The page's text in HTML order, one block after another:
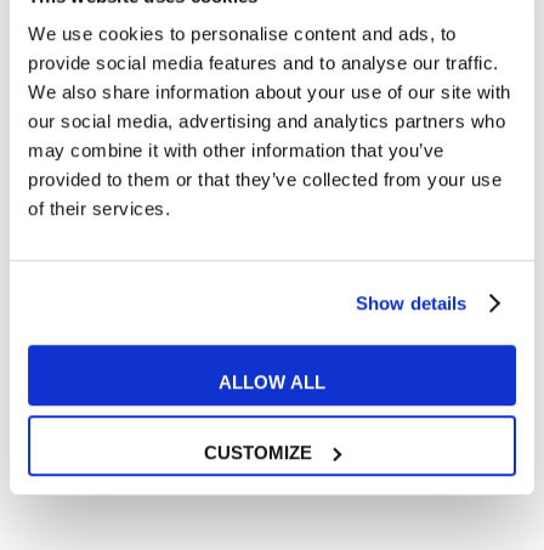
We use cookies to personalise content and ads, to
provide social media features and to analyse our traffic.
We also share information about your use of our site with
our social media, advertising and analytics partners who
may combine it with other information that you’ve
provided to them or that they’ve collected from your use
of their services.
Show details
ALLOW ALL
CUSTOMIZE
Cosa ti piace leggere?
Articoli dedicati alla grammatica inglese
Articoli dedicati a inglese nel mondo del lavoro
Articoli con tips e new sulla lingua inglese
Articoli divertenti su film e musica
In quanto di età superiore ai 16 anni, dichiaro di acconsentire
all’informativa privacy.
Desidero ricevere comunicazioni commerciali e promozionali
RICHIEDI INFORMAZIONI